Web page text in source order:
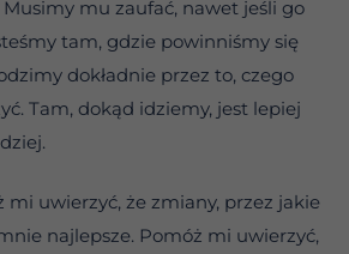
mu zaufać, nawet jeśli go
tam, gdzie powinniśmy się
dokładnie przez to, czego
Tam, dokąd idziemy, jest lepiej
mi uwierzyć, że zmiany, przez jakie
najlepsze. Pomóż mi uwierzyć,